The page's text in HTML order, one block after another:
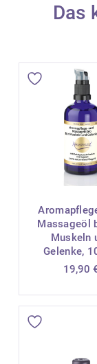
Das
Massageöl
Muskeln
Gelenke,
19,90